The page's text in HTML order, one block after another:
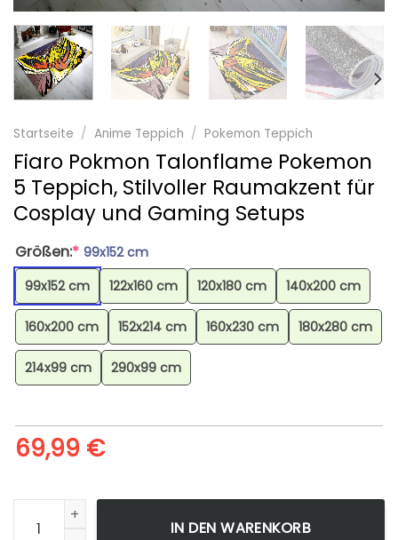
Startseite / Anime Teppich / Pokemon Teppich
Fiaro Pokmon Talonflame Pokemon
5 Teppich, Stilvoller Raumakzent für
Cosplay und Gaming Setups
Größen:* 99x152 cm
99x152 cm
122x160 cm 120x180 cm 140x200 cm
160x200 cm 152x214 cm 160x230 cm 180x280 cm
214x99 cm 290x99 cm
69,99 €
Fiaro Pokmon Talonflame Pokemon 5 Teppich, Stilvoller
IN DEN WARENKORB